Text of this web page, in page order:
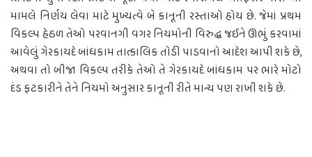
મામલે નિર્ણય લેવા માટે મુખ્યત્વે બે કાનૂની રસ્તાઓ હોય છે. જેમાં પ્રથમ
વિકલ્પ હેઠળ તેઓ પરવાનગી વગર નિયમોની વિરુદ્ધ જઈને ઊભું કરવામાં
આવેલું ગેરકાયદે બાંધકામ તાત્કાલિક તોડી પાડવાનો આદેશ આપી શકે છે,
અથવા તો બીજા વિકલ્પ તરીકે તેઓ તે ગેરકાયદે બાંધકામ પર ભારે મોટો
દંડ ફટકારીને તેને નિયમો અનુસાર કાનૂની રીતે માન્ય પણ રાખી શકે છે.